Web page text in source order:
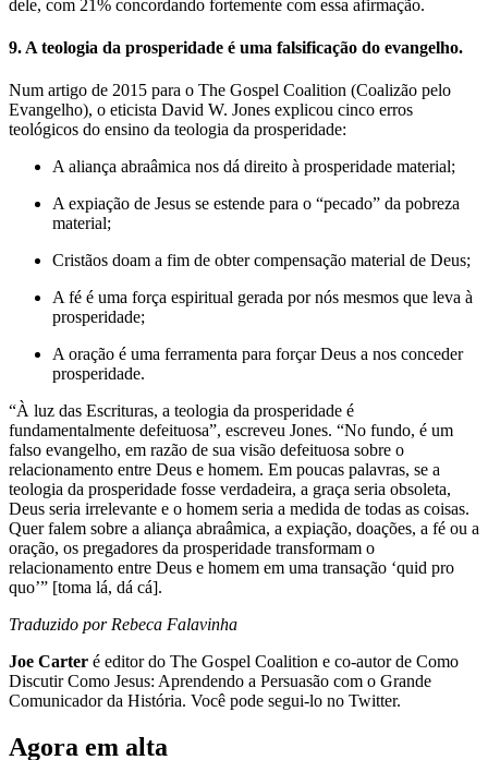
dele, com 21% concordando fortemente com essa afirmação.
9. A teologia da prosperidade é uma falsificação do evangelho.
Num artigo de 2015 para o The Gospel Coalition (Coalizão pelo
Evangelho), o eticista David W. Jones explicou cinco erros
teológicos do ensino da teologia da prosperidade:
A aliança abraâmica nos dá direito à prosperidade material;
A expiação de Jesus se estende para o “pecado” da pobreza
material;
Cristãos doam a fim de obter compensação material de Deus;
A fé é uma força espiritual gerada por nós mesmos que leva à
prosperidade;
A oração é uma ferramenta para forçar Deus a nos conceder
prosperidade.
“À luz das Escrituras, a teologia da prosperidade é
fundamentalmente defeituosa”, escreveu Jones. “No fundo, é um
falso evangelho, em razão de sua visão defeituosa sobre o
relacionamento entre Deus e homem. Em poucas palavras, se a
teologia da prosperidade fosse verdadeira, a graça seria obsoleta,
Deus seria irrelevante e o homem seria a medida de todas as coisas.
Quer falem sobre a aliança abraâmica, a expiação, doações, a fé ou a
oração, os pregadores da prosperidade transformam o
relacionamento entre Deus e homem em uma transação ‘quid pro
quo’” [toma lá, dá cá].
Traduzido por Rebeca Falavinha
Joe Carter é editor do The Gospel Coalition e co-autor de Como
Discutir Como Jesus: Aprendendo a Persuasão com o Grande
Comunicador da História. Você pode segui-lo no Twitter.
Agora em alta